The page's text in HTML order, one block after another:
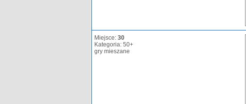
Miejsce: 30
Kategoria: 50+
gry mieszane